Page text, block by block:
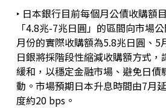
‣ 日本銀行目前每個月公債收購額
「4.8兆-7兆日圓」的區間向市場
月份的實際收購額為5.8兆日圓、5
日銀將採階段性縮減收購額方式，
緩和，以穩定金融市場、避免日債
動。市場預期日本升息時間由7月
度約20 bps。